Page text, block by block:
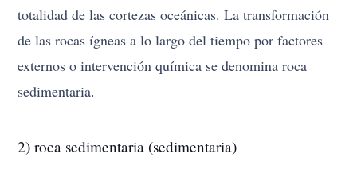
totalidad de las cortezas oceánicas. La transformación
de las rocas ígneas a lo largo del tiempo por factores
externos o intervención química se denomina roca
sedimentaria.
2) roca sedimentaria (sedimentaria)